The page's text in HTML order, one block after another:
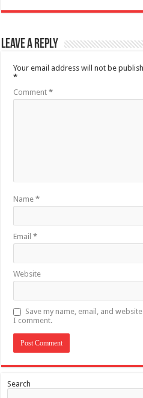
Leave a Reply
Your email address will not be
*
Comment*
Name*
Email*
Website
Save my name, email, and
I comment.
Search